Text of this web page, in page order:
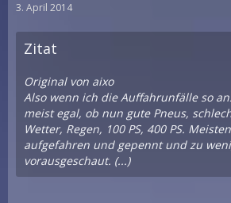
3. April 2014
Zitat
Original von aixo
Also wenn ich die Auffahrunfälle so
meist egal, ob nun gute Pneus,
Wetter, Regen, 100 PS, 400 PS.
aufgefahren und gepennt und zu
vorausgeschaut. (...)